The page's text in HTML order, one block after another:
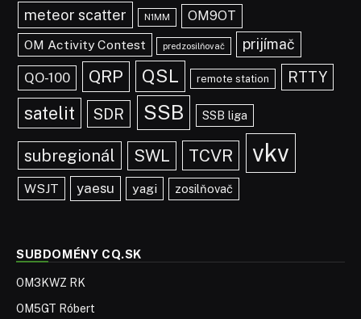
meteor scatter N1MM
OM9OT
OM Activity Contest
predzosilňovač prijímač
QO-100 QRP QSL remote station RTTY
satelit SDR SSB SSB liga
subregionál SWL TCVR vkv
WSJT yaesu yagi zosilňovač
SUBDOMÉNY CQ.SK
OM3KWZ RK
OM5GT Róbert